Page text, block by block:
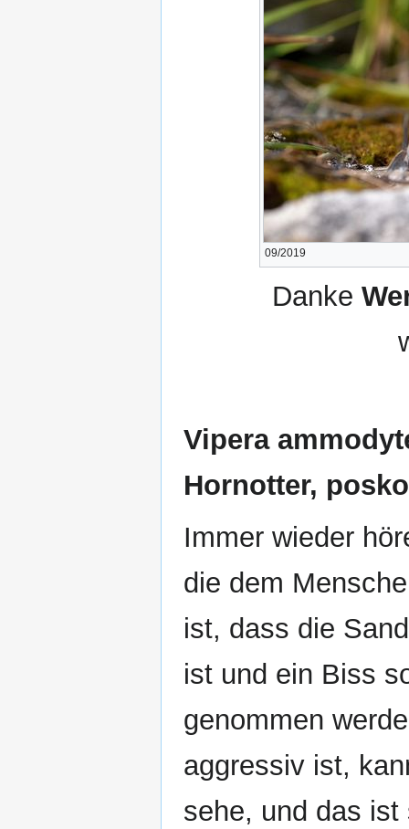
09/2019
Danke
Vipera
Hornotter,
Immer wieder
die dem
ist, dass die
ist und ein Biss
genommen
aggressiv ist,
sehe, und das